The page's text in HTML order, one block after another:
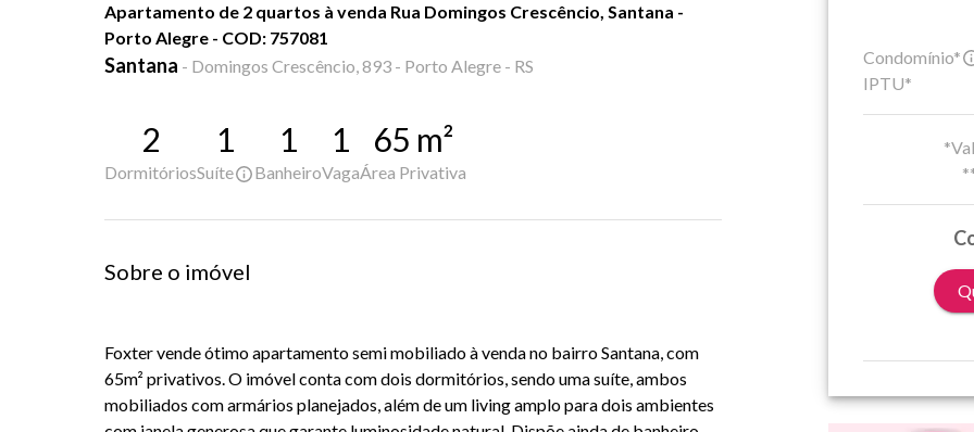
Apartamento de 2 quartos à venda Rua Domingos Crescêncio, Santana -
Porto Alegre - COD: 757081
Santana - Domingos Crescêncio, 893 - Porto Alegre - RS
2
Dormitórios
1
Suíte
1
Banheiro
1
Vaga
65 m²
Área Privativa
Sobre o imóvel
Foxter vende ótimo apartamento semi mobiliado à venda no bairro Santana, com
65m² privativos. O imóvel conta com dois dormitórios, sendo uma suíte, ambos
mobiliados com armários planejados, além de um living amplo para dois ambientes
Condomínio*
IPTU*